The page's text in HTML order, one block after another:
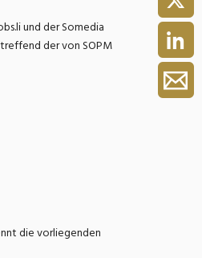
und der Somedia
der von SOPM
die vorliegenden